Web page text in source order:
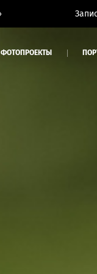
ФОТОПРОЕКТЫ
Запись на